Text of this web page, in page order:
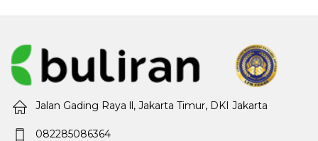
Jalan Gading Raya ll, Jakarta Timur, DKI Jakarta
082285086364